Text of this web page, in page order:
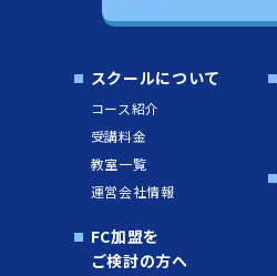
スクールについて
コース紹介
受講料金
教室一覧
運営会社情報
FC加盟を
ご検討の方へ